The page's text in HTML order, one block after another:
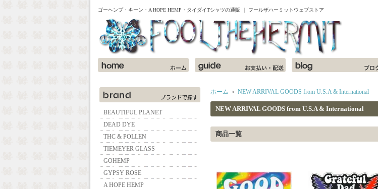
ゴーヘンプ・キーン・A HOPE HEMP・タイダイTシャツの通販 ｜ フールザハーミットウェブストア
BEAUTIFUL PLANET
DEAD DYE
THC & POLLEN
TIEMEYER GLASS
GOHEMP
GYPSY ROSE
A HOPE HEMP
ホーム ＞ NEW ARRIVAL GOODS from U.S.A & International
NEW ARRIVAL GOODS from U.S.A & International
商品一覧